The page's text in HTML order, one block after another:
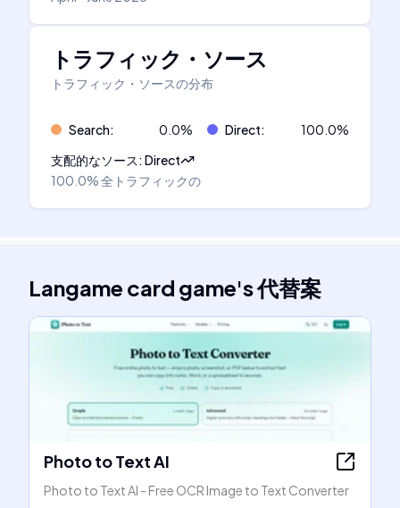
トラフィック・ソース
トラフィック・ソースの分布
Search: 0.0% Direct: 100.0%
支配的なソース:Direct
100.0%全トラフィックの
Langame card game's代替案
Photo to Text AI
Photo to Text AI - Free OCR Image to Text Converter